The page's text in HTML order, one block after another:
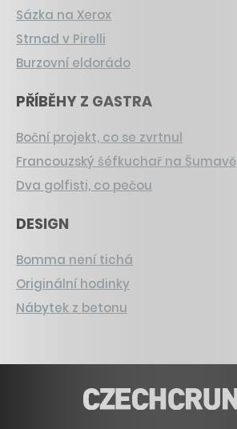
Sázka na Xerox
Strnad v Pirelli
Burzovní eldorádo
PŘÍBĚHY Z GASTRA
Boční projekt, co se zvrtnul
Francouzský šéfkuchař na Šumavě
Dva golfisti, co pečou
DESIGN
Bomma není tichá
Originální hodinky
Nábytek z betonu